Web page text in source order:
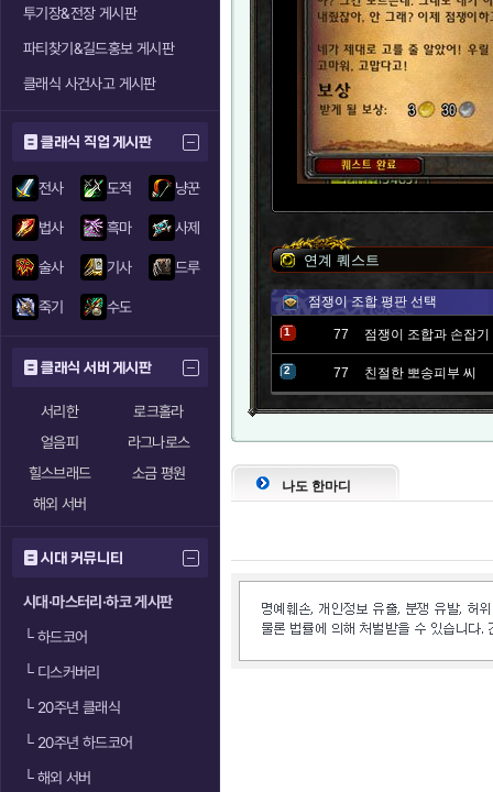
투기장&전장 게시판
파티찾기&길드홍보 게시판
클래식 사건사고 게시판
클래식 직업 게시판
전사 도적 냥꾼
법사 흑마 사제
술사 기사 드루
죽기 수도
클래식 서버 게시판
서리한
로크홀라
얼음피
라그나로스
힐스브래드
소금 평원
해외 서버
시대 커뮤니티
시대·마스터리·하코 게시판
└하드코어
└디스커버리
└20주년 클래식
└20주년 하드코어
└해외 서버
연계 퀘스트
점쟁이 조합 평판 선택
1 77 점쟁이 조합과 손잡기
2 77 친절한 뽀송피부 씨
나도 한마디